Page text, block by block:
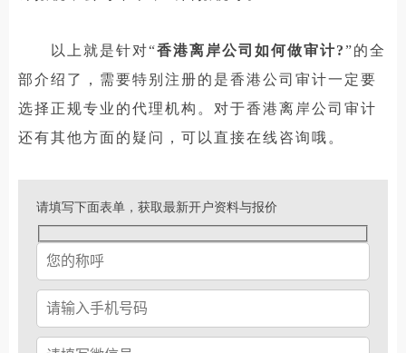
以上就是针对“香港离岸公司如何做审计?”的全
部介绍了，需要特别注册的是香港公司审计一定要
选择正规专业的代理机构。对于香港离岸公司审计
还有其他方面的疑问，可以直接在线咨询哦。
请填写下面表单，获取最新开户资料与报价